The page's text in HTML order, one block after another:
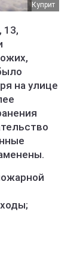
Куприт
13,
на улице